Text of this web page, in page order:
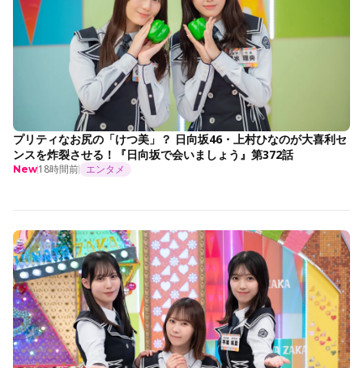
プリティなお尻の「けつ美」？ 日向坂46・上村ひなのが大喜利セ
ンスを炸裂させる！『日向坂で会いましょう』第372話
New18時間前 エンタメ